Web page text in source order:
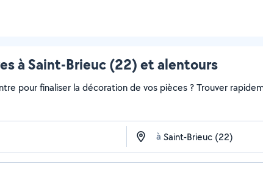
à Saint-Brieuc (22) et alentours
pour finaliser la décoration de vos pièces ? Trouver
à